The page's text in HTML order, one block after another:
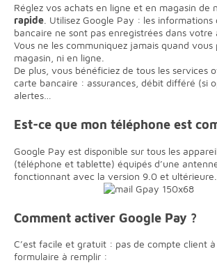
Réglez vos achats en ligne et en magasin de
rapide . Utilisez Google Pay : les
bancaire ne sont pas enregistrées dans votre
Vous ne les communiquez jamais quand vous
magasin, ni en ligne.
De plus, vous bénéficiez de tous les services
carte bancaire : assurances, débit différé (si
alertes…
Est-ce que mon téléphone est
Google Pay est disponible sur tous les
(téléphone et tablette) équipés d’une
fonctionnant avec la version 9.0 et ultérieure.
Comment activer Google Pay ?
C’est facile et gratuit : pas de compte client
formulaire à remplir :